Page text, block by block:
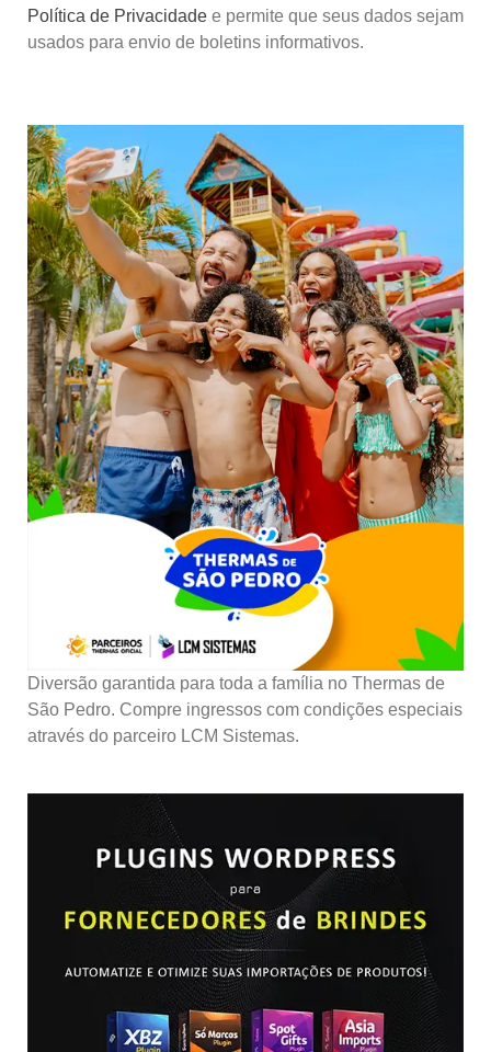
Política de Privacidade e permite que seus dados sejam
usados para envio de boletins informativos.
Diversão garantida para toda a família no Thermas de
São Pedro. Compre ingressos com condições especiais
através do parceiro LCM Sistemas.